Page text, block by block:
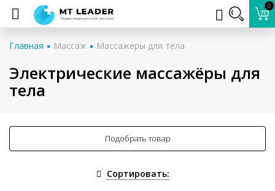
0
Главная Массаж Массажеры для тела
Электрические массажёры для
тела
Подобрать товар
Сортировать: